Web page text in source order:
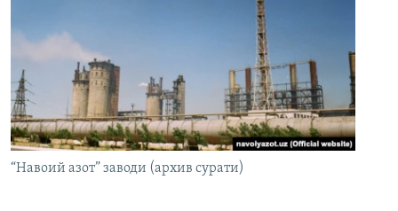
“Навоий азот” заводи (архив сурати)